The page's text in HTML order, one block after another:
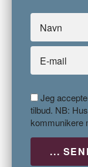
Jeg
tilbud. NB:
kommunikere